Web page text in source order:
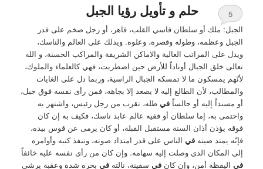
حلم و تأويل رؤيا الجبل
5
الجبل: ملك أو سلطان قاسي القلب، قاهر، أو رجل ضخم على قدر
الجبل وعظمه، وطوله وقصره، وعلوه. ويدلك على العالم والناسك،
ويدل على المراتب العالية والاماكن الشريفة والمراكب الحسنة، و الله
تعالى خلق الجبال أوتاداً للأرض حين اضطربت، فهي كالعلماء والملوك،
لأنّهم يمسكون ما لا تمسكه الجبال الراسية، وربما دل على الغايات
والمطالب، لأن الطالع إليه لا يصعد إلا بجاهه، فمن رأى نفسه فوق جبل،
أو مسنداً إليه أو جالساًفي ظله، تقرب من رجل رئيس، واشتهر به
واحتمى به، إما سلطان أو فقيه عالم عابد ناسك، فكيف به إن كان
فوقه يؤذن أذان السنة مستقبل القبلة، أو كان يرمى عن قوس بيده،
فإنّه يمتد صيتهفي الناس على قدر امتداد صوته، وتنفذ كتبه وأوامره
إلى المكان الذي وصلت إليه سهامه. وإن كان من رأى نفسه عليه خائفاً
في اليقظة أمن، وإن كانفي سفينة، نالتهفي بحره شدة وعقبة يرشى